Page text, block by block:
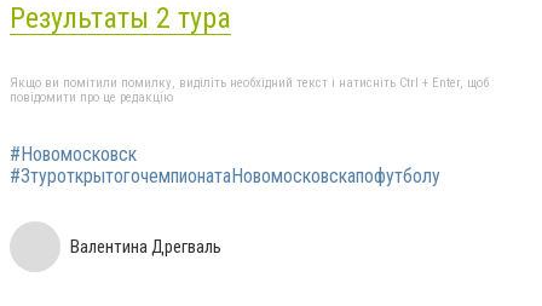
Результаты 2 тура
Якщо ви помітили помилку, виділіть необхідний текст і натисніть Ctrl + Enter, щоб
повідомити про це редакцію
#Новомосковск
#3туроткрытогочемпионатаНовомосковскапофутболу
Валентина Дрегваль